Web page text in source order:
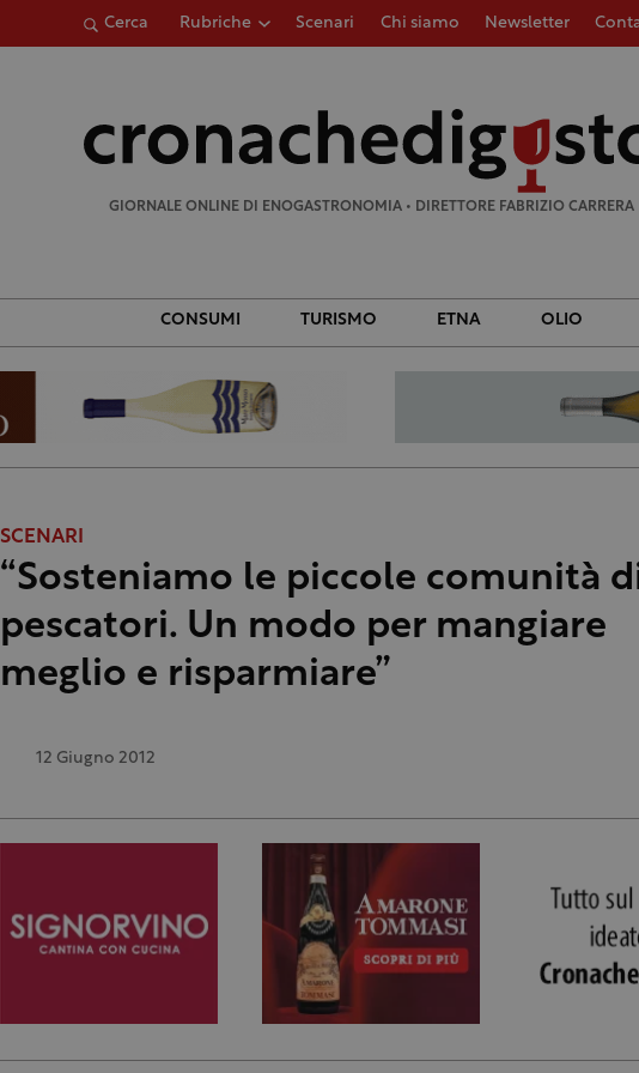
Cerca Rubriche Scenari Chi siamo Newsletter
GIORNALE ONLINE DI ENOGASTRONOMIA • DIRETTORE FABRIZIO CARRERA
CONSUMI TURISMO ETNA OLIO
SCENARI
“Sosteniamo le piccole comunità
pescatori. Un modo per mangiare
meglio e risparmiare”
12 Giugno 2012